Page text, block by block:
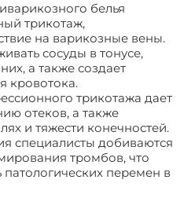
белья
трикотаж,
на варикозные вены.
сосуды в тонусе,
а также создает
кровотока.
трикотажа дает
отеков, а также
и тяжести конечностей.
специалисты добиваются
тромбов, что
патологических перемен в